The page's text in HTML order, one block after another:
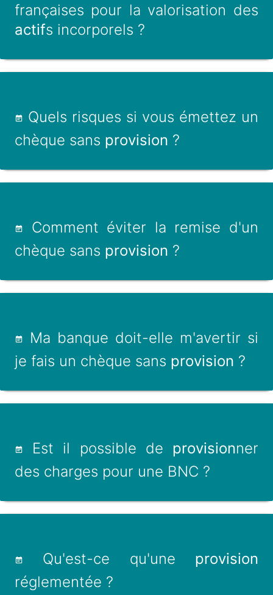
françaises pour la valorisation des
actifs incorporels ?
Quels risques si vous émettez un
chèque sans provision ?
Comment éviter la remise d'un
chèque sans provision ?
Ma banque doit-elle m'avertir si
je fais un chèque sans provision ?
Est il possible de provisionner
des charges pour une BNC ?
Qu'est-ce qu'une provision
réglementée ?